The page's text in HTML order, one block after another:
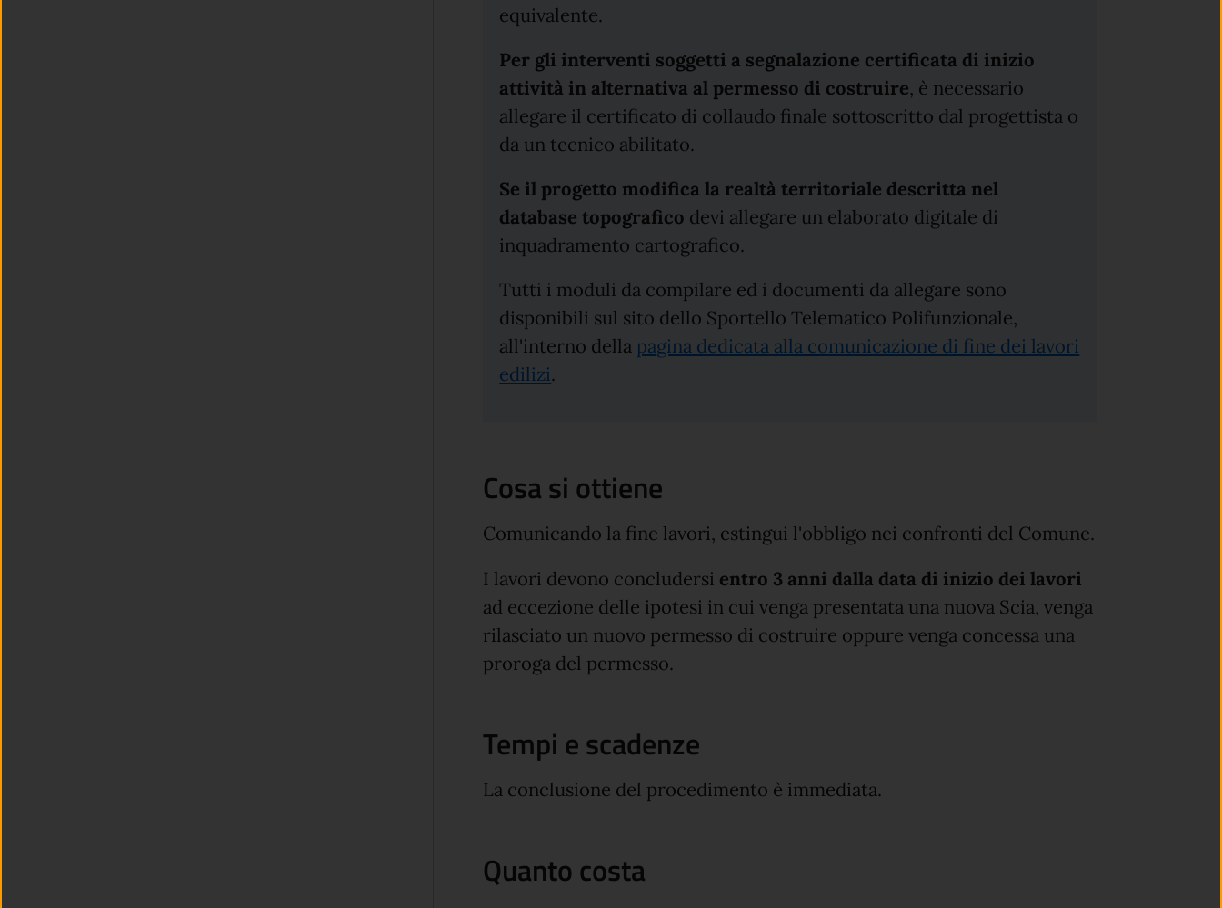
equivalente.
Per gli interventi soggetti a segnalazione certificata di inizio
attività in alternativa al permesso di costruire, è necessario
allegare il certificato di collaudo finale sottoscritto dal progettista o
da un tecnico abilitato.
Se il progetto modifica la realtà territoriale descritta nel
database topografico devi allegare un elaborato digitale di
inquadramento cartografico.
Tutti i moduli da compilare ed i documenti da allegare sono
disponibili sul sito dello Sportello Telematico Polifunzionale,
all'interno della pagina dedicata alla comunicazione di fine dei lavori
edilizi.
Cosa si ottiene
Comunicando la fine lavori, estingui l'obbligo nei confronti del Comune.
I lavori devono concludersi entro 3 anni dalla data di inizio dei lavori
ad eccezione delle ipotesi in cui venga presentata una nuova Scia, venga
rilasciato un nuovo permesso di costruire oppure venga concessa una
proroga del permesso.
Tempi e scadenze
La conclusione del procedimento è immediata.
Quanto costa